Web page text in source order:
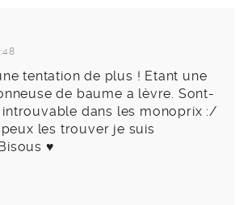
tentation de plus ! Etant une
de baume a lèvre. Sont-
dans les monoprix :/
les trouver je suis
♥